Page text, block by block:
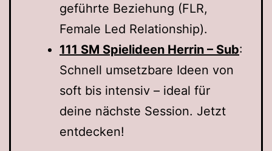
geführte Beziehung (FLR,
Female Led Relationship).
111 SM Spielideen Herrin – Sub:
Schnell umsetzbare Ideen von
soft bis intensiv – ideal für
deine nächste Session. Jetzt
entdecken!